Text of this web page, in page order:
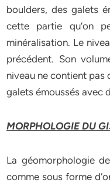
boulders, des galets
cette partie qu’on
minéralisation. Le
précédent. Son
niveau ne contient pas
galets émoussés avec
MORPHOLOGIE DU
La géomorphologie
comme sous forme